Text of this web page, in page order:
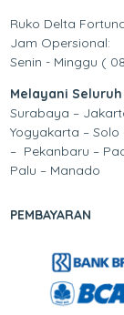
Ruko Delta
Jam Opersional:
Senin - Minggu (
Melayani
Surabaya –
Yogyakarta –
– Pekanbaru –
Palu – Manado
PEMBAYARAN